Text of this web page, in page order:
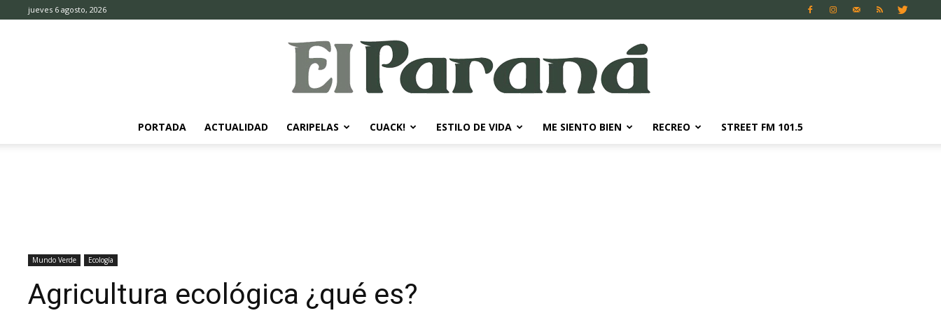
jueves 6 agosto, 2026
PORTADA ACTUALIDAD CARIPELAS CUACK! ESTILO DE VIDA ME SIENTO BIEN RECREO STREET FM 101.5
Mundo Verde Ecología
Agricultura ecológica ¿qué es?